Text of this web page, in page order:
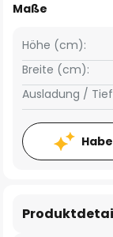
Maße
Breite (cm):
Höhe (cm):
Ausladung /